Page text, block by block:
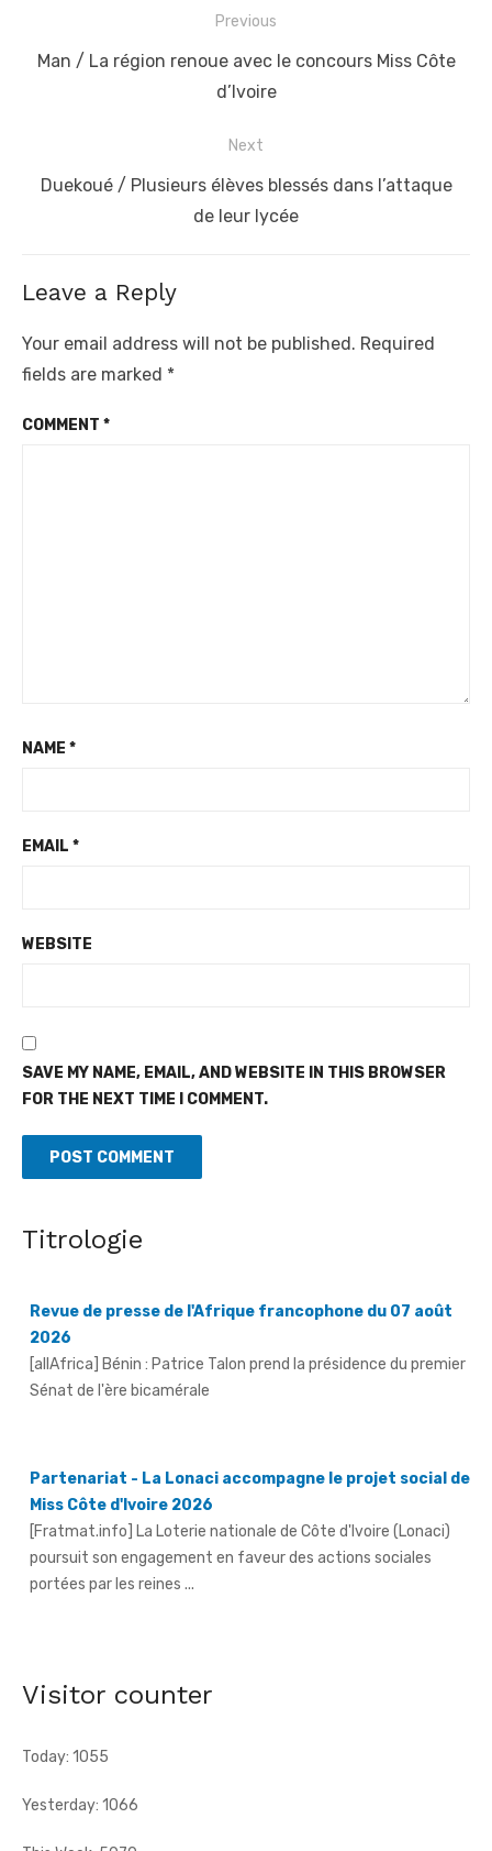
navigation
Previous
Previous
Man / La région renoue avec le concours Miss Côte
d’Ivoire
Next
Next
Duekoué / Plusieurs élèves blessés dans l’attaque
de leur lycée
Leave a Reply
Your email address will not be published. Required
fields are marked *
COMMENT *
NAME *
EMAIL *
WEBSITE
SAVE MY NAME, EMAIL, AND WEBSITE IN THIS BROWSER
FOR THE NEXT TIME I COMMENT.
Titrologie
Sénat de l'ère bicamérale
poursuit son engagement en faveur des actions sociales
portées par les reines ...
sanitaires
Visitor counter
Today: 1055
Yesterday: 1066